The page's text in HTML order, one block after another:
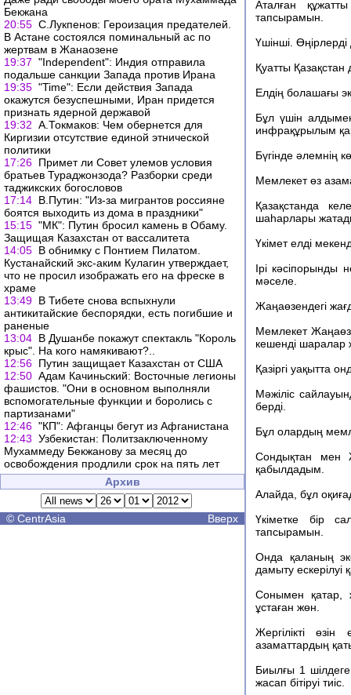
Бекжана
20:55 С.Лукпенов: Героизация предателей.
В Астане состоялся поминальный ас по
жертвам в Жанаозене
19:37 "Independent": Индия отправила
подальше санкции Запада против Ирана
19:35 "Time": Если действия Запада
окажутся безуспешными, Иран придется
признать ядерной державой
19:32 А.Токмаков: Чем обернется для
Киргизии отсутствие единой этнической
политики
17:26 Примет ли Совет улемов условия
братьев Тураджонзода? Разборки среди
таджикских богословов
17:14 В.Путин: "Из-за мигрантов россияне
боятся выходить из дома в праздники"
15:15 "МК": Путин бросил камень в Обаму.
Защищая Казахстан от вассалитета
14:05 В обнимку с Понтием Пилатом.
Кустанайский экс-аким Кулагин утверждает,
что не просил изображать его на фреске в
храме
13:49 В Тибете снова вспыхнули
антикитайские беспорядки, есть погибшие и
раненые
13:04 В Душанбе покажут спектакль "Король
крыс". На кого намякивают?..
12:56 Путин защищает Казахстан от США
12:50 Адам Качиньский: Восточные легионы
фашистов. "Они в основном выполняли
вспомогательные функции и боролись с
партизанами"
12:46 "КП": Афганцы бегут из Афганистана
12:43 Узбекистан: Политзаключенному
Мухаммеду Бекжанову за месяц до
освобождения продлили срок на пять лет
Архив
© CentrAsia Вверх
Аталған
тапсырамын.
Үшінші.
Қуатты Қазақстан
Елдің болашағы
Бұл үшін
инфрақұрылым
Бүгінде әлемнің
Мемлекет өз
Қазақстанда
шаһарлары
Үкімет елді
Ірі
мәселе.
Жаңаөзендегі
Мемлекет
кешенді шаралар
Қазіргі уақытта
Мәжіліс
берді.
Бұл олардың
Сондықтан мен
қабылдадым.
Алайда, бұл
Үкіметке бір
тапсырамын.
Онда қаланың
дамыту ескерілуі
Сонымен қатар,
ұстаған жөн.
Жергілікті
азаматтардың
Биылғы 1
жасап бітіруі тиіс.